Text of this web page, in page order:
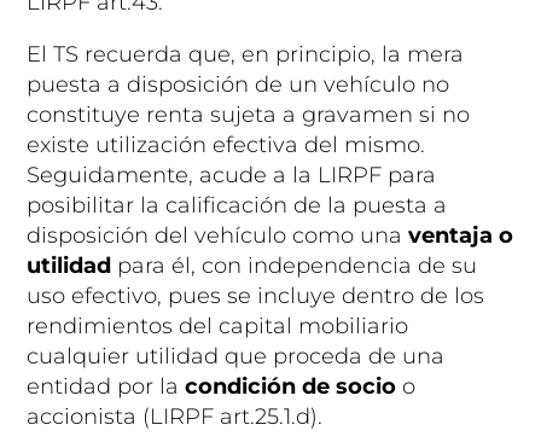
El TS recuerda que, en principio, la mera
puesta a disposición de un vehículo no
constituye renta sujeta a gravamen si no
existe utilización efectiva del mismo.
Seguidamente, acude a la LIRPF para
posibilitar la calificación de la puesta a
disposición del vehículo como unaventaja o
utilidad para él, con independencia de su
uso efectivo, pues se incluye dentro de los
rendimientos del capital mobiliario
cualquier utilidad que proceda de una
entidad por lacondición de socio o
accionista (LIRPF art.25.1.d).